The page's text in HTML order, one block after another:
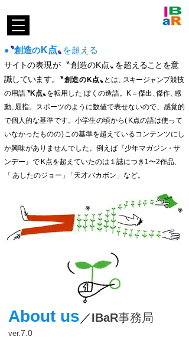
●〝創造の K点〟 を超 える
サイトの表現が 〝​創造のK点〟 を超え ることを意
識しています。 〝​創造の K点〟 とは、 スキージャンプ競技​
の用語〝K点〟を転用 した ぼくの造語​。 K＝傑出、傑作、 感
動、 屈指。スポーツのように数値で表せないので、感覚的
で個人的な基準です。小学生の頃から( K点の語は使って
いなかったものの)この基準を超えているコンテンツに し
か興味がありませんでした。 ​例えば 『少年マガジン・ サ
ンデー』 で K点を​超えていたのは１誌につき1〜2作品、
「 あしたのジョー 」 「天才バカボン」など​。
About us ／I​BaR事務局
ver.7 0